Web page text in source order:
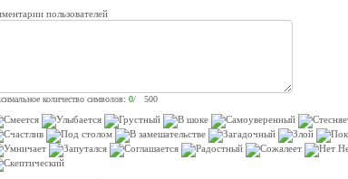
пользователей
количество символов: 0/ 500